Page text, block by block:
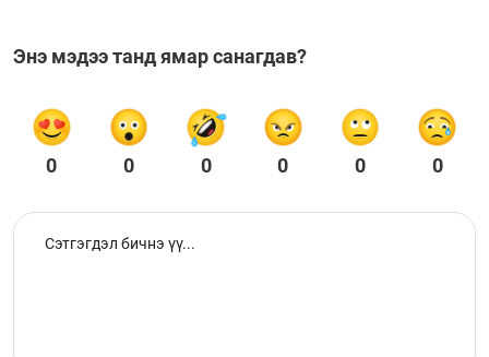
Энэ мэдээ танд ямар санагдав?
0 0 0 0 0 0